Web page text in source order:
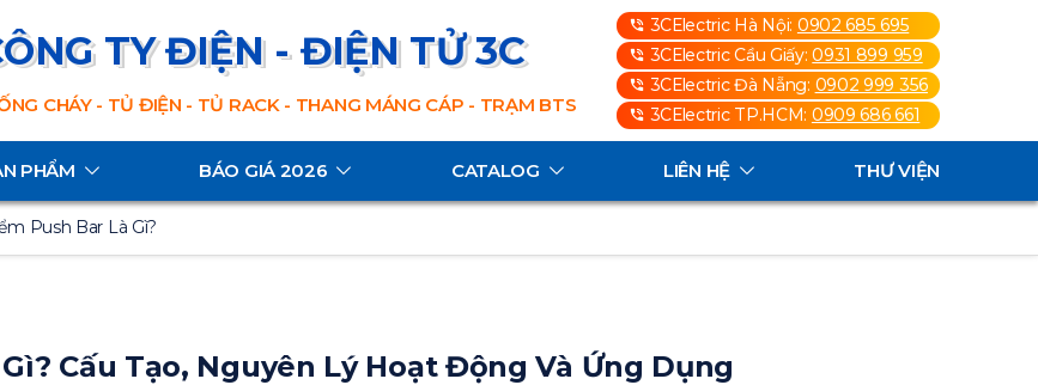
TY ĐIỆN - ĐIỆN TỬ 3C
CHÁY - TỦ ĐIỆN - TỦ RACK - THANG MÁNG CÁP - TRẠM BTS
3CElectric Hà Nội: 0902 685 695
3CElectric Cầu Giấy:0931 899 959
3CElectric Đà Nẵng: 0902 999 356
3CElectric TP.HCM: 0909 686 661
PHẨM BÁO GIÁ 2026 CATALOG LIÊN HỆ THƯ VIỆN
Push Bar Là Gì?
Cấu Tạo, Nguyên Lý Hoạt Động Và Ứng Dụng